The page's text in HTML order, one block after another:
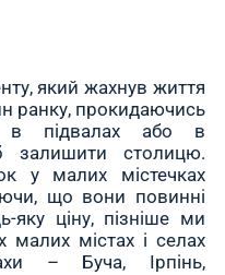
який жахнув життя
ранку, прокидаючись
в підвалах або в
залишити столицю.
у малих містечках
що вони повинні
ціну, пізніше ми
містах і селах
– Буча, Ірпінь,